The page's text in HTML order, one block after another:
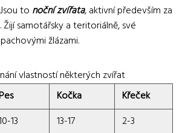
to noční zvířata, aktivní především za
Žijí samotářsky a teritoriálně, své
žlázami.
vlastností některých zvířat
Kočka
Křeček
13 13-17 2-3